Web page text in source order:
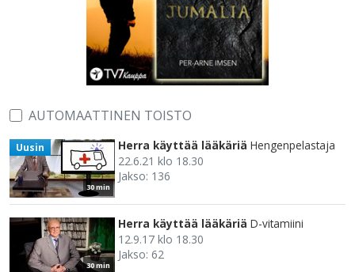
AUTOMAATTINEN TOISTO
30 min
Uusin Herra käyttää lääkäriä Hengenpelastaja
22.6.21 klo 18.30
Jakso: 136
30 min
Herra käyttää lääkäriä D-vitamiini
12.9.17 klo 18.30
Jakso: 62